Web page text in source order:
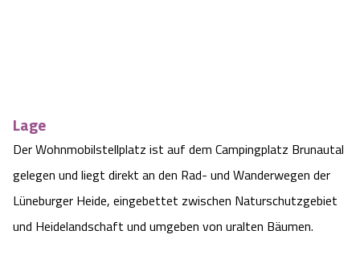
Last Minute
Anreise
Tiere
HeideSpezialitäten
Snow World Bispingen
Veranstaltungen & Führungen Celle
Lage
Der Wohnmobilstellplatz ist auf dem Campingplatz Brunautal
gelegen und liegt direkt an den Rad- und Wanderwegen der
Lüneburger Heide, eingebettet zwischen Naturschutzgebiet
und Heidelandschaft und umgeben von uralten Bäumen.